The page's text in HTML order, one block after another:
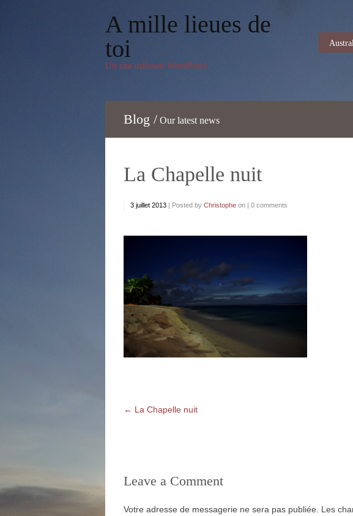
A mille lieues de
toi
Un site utilisant WordPress
Blog / Our latest news
La Chapelle nuit
3 juillet 2013 | Posted by Christophe on | 0 comments
← La Chapelle nuit
Leave a Comment
Votre adresse de messagerie ne sera pas publiée.
Les